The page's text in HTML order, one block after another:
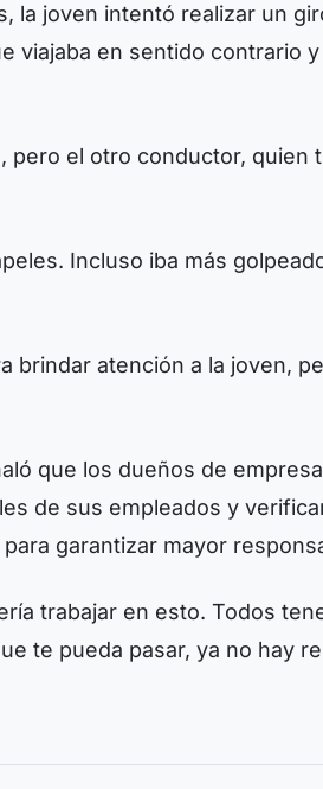
la joven intentó realizar un
viajaba en sentido contrario
pero el otro conductor, quien
Incluso iba más
brindar atención a la joven,
que los dueños de
de sus empleados y
garantizar mayor
trabajar en esto. Todos
te pueda pasar, ya no hay